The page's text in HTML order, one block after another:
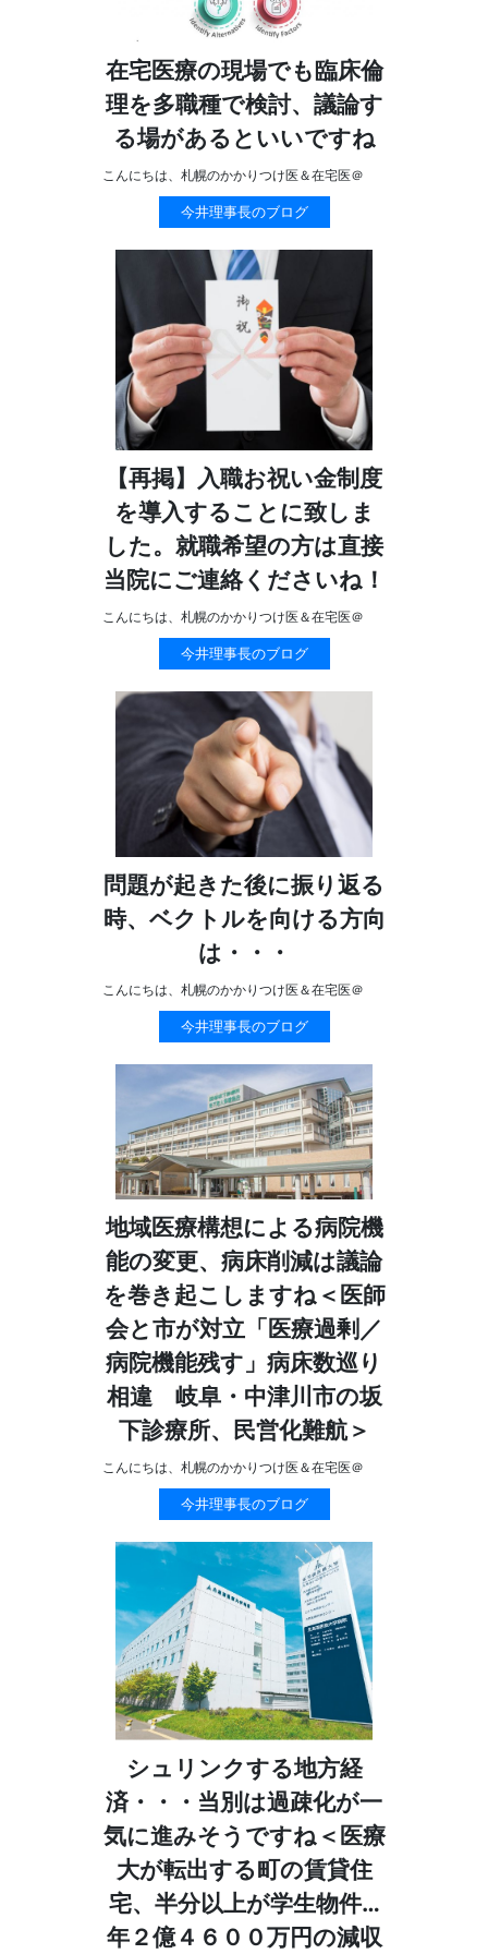
在宅医療の現場でも臨床倫
理を多職種で検討、議論す
る場があるといいですね
こんにちは、札幌のかかりつけ医＆在宅医＠
今井理事長のブログ
【再掲】入職お祝い金制度
を導入することに致しま
した。就職希望の方は直接
当院にご連絡くださいね！
こんにちは、札幌のかかりつけ医＆在宅医＠
今井理事長のブログ
問題が起きた後に振り返る
時、ベクトルを向ける方向
は・・・
こんにちは、札幌のかかりつけ医＆在宅医＠
今井理事長のブログ
地域医療構想による病院機
能の変更、病床削減は議論
を巻き起こしますね＜医師
会と市が対立「医療過剰／
病院機能残す」病床数巡り
相違 岐阜・中津川市の坂
下診療所、民営化難航＞
こんにちは、札幌のかかりつけ医＆在宅医＠
今井理事長のブログ
シュリンクする地方経
済・・・当別は過疎化が一
気に進みそうですね＜医療
大が転出する町の賃貸住
宅、半分以上が学生物件…
年２億４６００万円の減収